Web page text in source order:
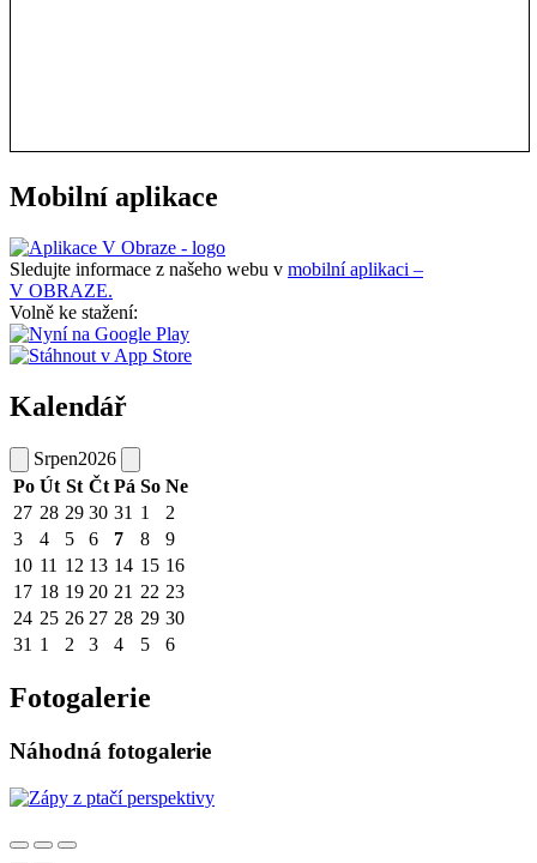
Mobilní aplikace
Sledujte informace z našeho webu v mobilní aplikaci –
V OBRAZE.
Volně ke stažení:
Kalendář
Srpen2026
Po Út St Čt Pá So Ne
27 28 29 30 31 1
2
3
4 5 6 7 8
9
10 11 12 13 14 15 16
17 18 19 20 21 22 23
24 25 26 27 28 29 30
31 1 2 3 4 5 6
Fotogalerie
Náhodná fotogalerie